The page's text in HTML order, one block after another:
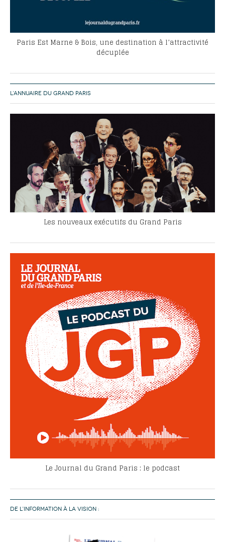
Paris Est Marne & Bois, une destination à l’attractivité
décuplée
L’ANNUAIRE DU GRAND PARIS
Les nouveaux exécutifs du Grand Paris
Le Journal du Grand Paris : le podcast
DE L’INFORMATION À LA VISION :